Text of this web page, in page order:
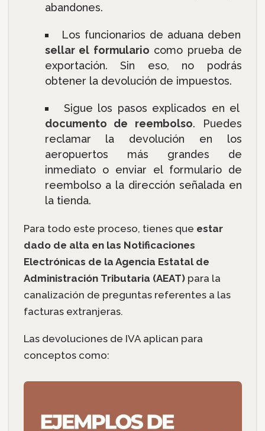
abandones.
Los funcionarios de aduana deben
sellar el formulario como prueba de
exportación. Sin eso, no podrás
obtener la devolución de impuestos.
Sigue los pasos explicados en el
documento de reembolso. Puedes
reclamar la devolución en los
aeropuertos más grandes de
inmediato o enviar el formulario de
reembolso a la dirección señalada en
la tienda.
Para todo este proceso, tienes que estar
dado de alta en las Notificaciones
Electrónicas de la Agencia Estatal de
Administración Tributaria (AEAT) para la
canalización de preguntas referentes a las
facturas extranjeras.
Las devoluciones de IVA aplican para
conceptos como: